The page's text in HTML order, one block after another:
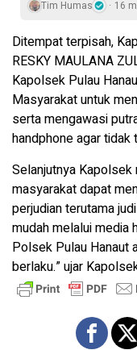
Tim Humas 16
Ditempat terpisah,
RESKY MAULANA
Kapolsek Pulau
Masyarakat untuk
serta mengawasi
handphone agar tidak
Selanjutnya
masyarakat dapat
perjudian terutama
mudah melalui media
Polsek Pulau Hanaut
berlaku.” ujar